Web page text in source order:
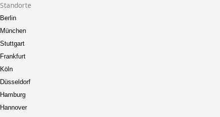
Standorte
Berlin
München
Stuttgart
Frankfurt
Köln
Düsseldorf
Hamburg
Hannover